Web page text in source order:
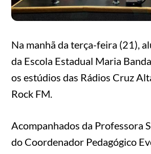
Na manhã da terça-feira (21),
da Escola Estadual Maria
os estúdios das Rádios Cruz
Rock FM.
Acompanhados da Professora
do Coordenador Pedagógico